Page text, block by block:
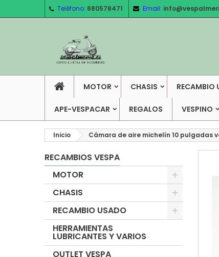
Teléfono: 680578471 Email:
MOTOR CHASIS RECAMBIO
APE-VESPACAR REGALOS VESPINO
Inicio Cámara de aire michelín 10 pulgadas
RECAMBIOS VESPA
MOTOR
CHASIS
RECAMBIO USADO
HERRAMIENTAS
LUBRICANTES Y VARIOS
OUTLET VESPA